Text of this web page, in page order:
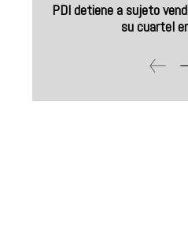
PDI detiene a sujeto
su cuartel